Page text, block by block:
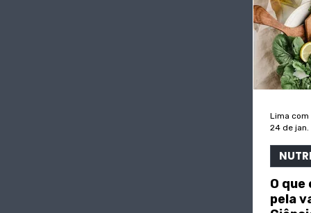
Lima com
24 de jan.
O
pela